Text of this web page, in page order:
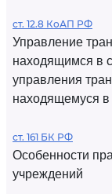
ст. 12.8 КоАП РФ
Управление
находящимся в
управления
находящемуся в
ст. 161 БК РФ
Особенности
учреждений